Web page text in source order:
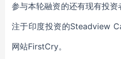
参与本轮融资的还有现有投
注于印度投资的Steadview
网站FirstCry。